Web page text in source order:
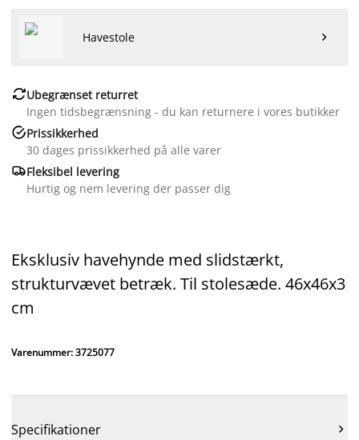
Havestole 
Ubegrænset returret
Ingen tidsbegrænsning - du kan returnere i vores butikker
Prissikkerhed
30 dages prissikkerhed på alle varer
Fleksibel levering
Hurtig og nem levering der passer dig
Eksklusiv havehynde med slidstærkt,
strukturvævet betræk. Til stolesæde. 46x46x3
cm
Varenummer: 3725077
Specifikationer 